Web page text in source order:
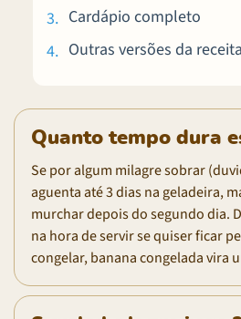
Cardápio completo
Outras versões da receita
Quanto tempo dura
Se por algum milagre sobrar
aguenta até 3 dias na geladeira,
murchar depois do segundo dia.
na hora de servir se quiser ficar
congelar, banana congelada vira